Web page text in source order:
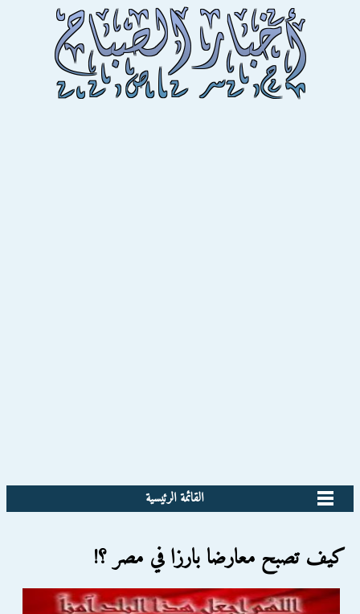
القائمة الرئيسية
كيف تصبح معارضا بارزا في مصر ؟!